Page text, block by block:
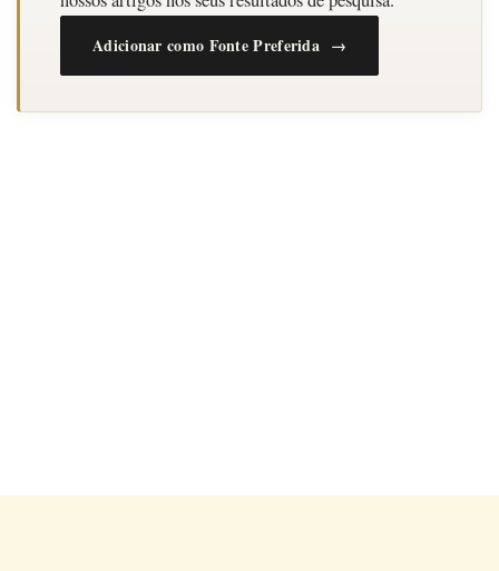
Adicionar como Fonte Preferida →